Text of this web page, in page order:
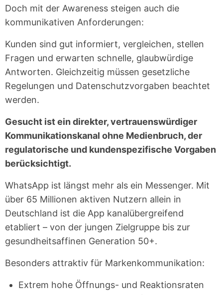
Doch mit der Awareness steigen auch die
kommunikativen Anforderungen:
Kunden sind gut informiert, vergleichen, stellen
Fragen und erwarten schnelle, glaubwürdige
Antworten. Gleichzeitig müssen gesetzliche
Regelungen und Datenschutzvorgaben beachtet
werden.
Gesucht ist ein direkter, vertrauenswürdiger
Kommunikationskanal ohne Medienbruch, der
regulatorische und kundenspezifische Vorgaben
berücksichtigt.
WhatsApp ist längst mehr als ein Messenger. Mit
über 65 Millionen aktiven Nutzern allein in
Deutschland ist die App kanalübergreifend
etabliert – von der jungen Zielgruppe bis zur
gesundheitsaffinen Generation 50+.
Besonders attraktiv für Markenkommunikation:
Extrem hohe Öffnungs- und Reaktionsraten